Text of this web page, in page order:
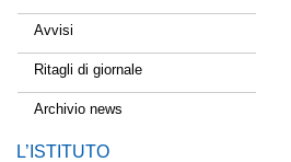
Avvisi
Ritagli di giornale
Archivio news
L’ISTITUTO